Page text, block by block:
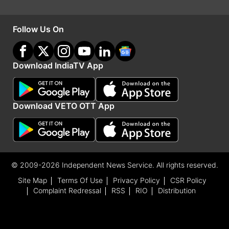
Follow Us On
Download IndiaTV App
Download VETO OTT App
© 2009-2026 Independent News Service. All rights reserved.
Site Map
Terms Of Use Privacy Policy
CSR Policy
Complaint Redressal
RSS RIO Distribution